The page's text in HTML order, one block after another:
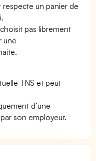
respecte un panier de
pas librement
une
TNS et peut
d’une
son employeur.